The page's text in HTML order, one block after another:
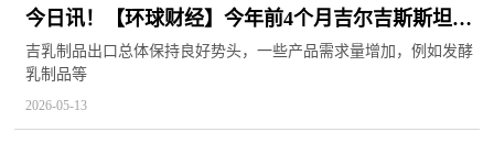
今日讯！【环球财经】今年前4个月吉尔吉斯斯坦乳
制品出口同比增长16.7%
吉乳制品出口总体保持良好势头，一些产品需求量增加，例如发酵
乳制品等
2026-05-13